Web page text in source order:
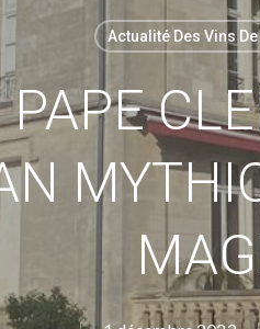
Actualité Des Vins